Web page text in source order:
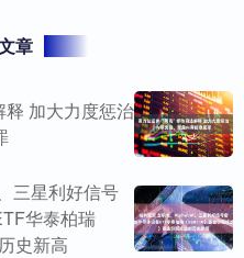
章
释 加大力度惩治
三星利好信号
华泰柏瑞
史新高